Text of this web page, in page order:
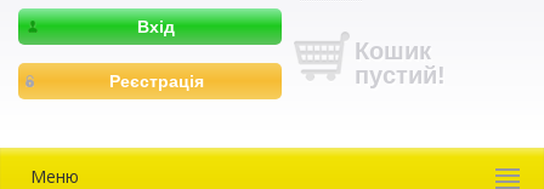
Вхід
Реєстрація
Кошик
пустий!
Меню